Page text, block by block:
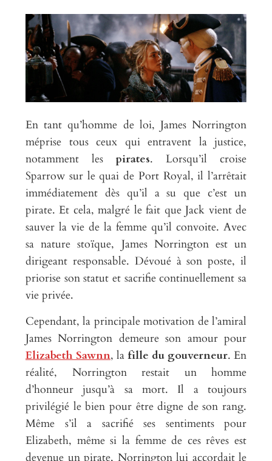
En tant qu’homme de loi, James Norrington
méprise tous ceux qui entravent la justice,
notamment les pirates. Lorsqu’il croise
Sparrow sur le quai de Port Royal, il l’arrêtait
immédiatement dès qu’il a su que c’est un
pirate. Et cela, malgré le fait que Jack vient de
sauver la vie de la femme qu’il convoite. Avec
sa nature stoïque, James Norrington est un
dirigeant responsable. Dévoué à son poste, il
priorise son statut et sacrifie continuellement sa
vie privée.
Cependant, la principale motivation de l’amiral
James Norrington demeure son amour pour
Elizabeth Sawnn, la fille du gouverneur. En
réalité, Norrington restait un homme
d’honneur jusqu’à sa mort. Il a toujours
privilégié le bien pour être digne de son rang.
Même s’il a sacrifié ses sentiments pour
Elizabeth, même si la femme de ces rêves est
devenue un pirate, Norrington lui accordait le